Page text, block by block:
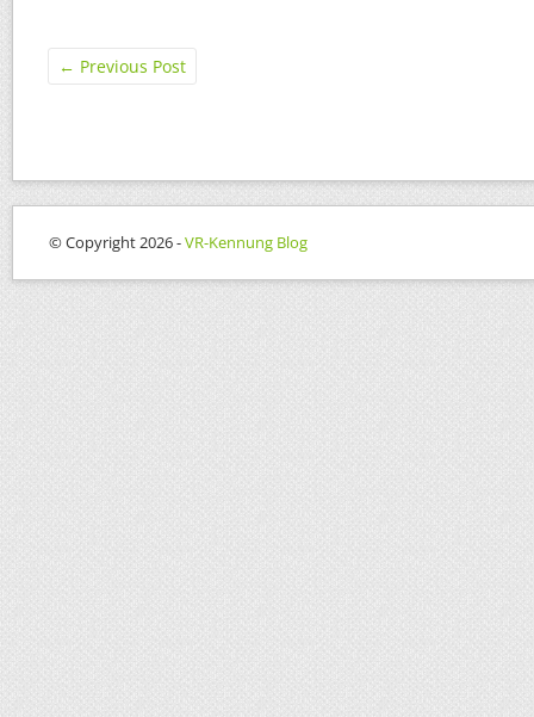
← Previous Post
© Copyright 2026 -VR-Kennung Blog